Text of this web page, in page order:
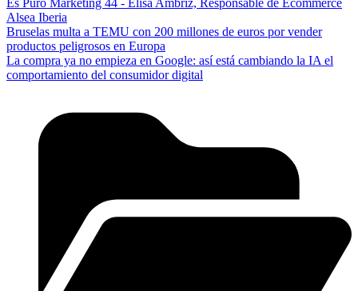
Es Puro Marketing 44 - Elisa Ambriz, Responsable de Ecommerce
Alsea Iberia
Bruselas multa a TEMU con 200 millones de euros por vender
productos peligrosos en Europa
La compra ya no empieza en Google: así está cambiando la IA el
comportamiento del consumidor digital